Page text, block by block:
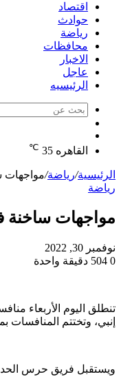
اقتصاد
حوادث
رياضة
محافظات
الاخبار
عاجل
الرئيسيه
عشوائي
القاهره 35
℃
الرئيسية/رياضة/مواجهات
رياضة
مواجهات ساخنة
نوفمبر 30, 2022
0
دقيقة واحدة
إنبي، وتختتم المنافسات
ويستقبل فريق حرس